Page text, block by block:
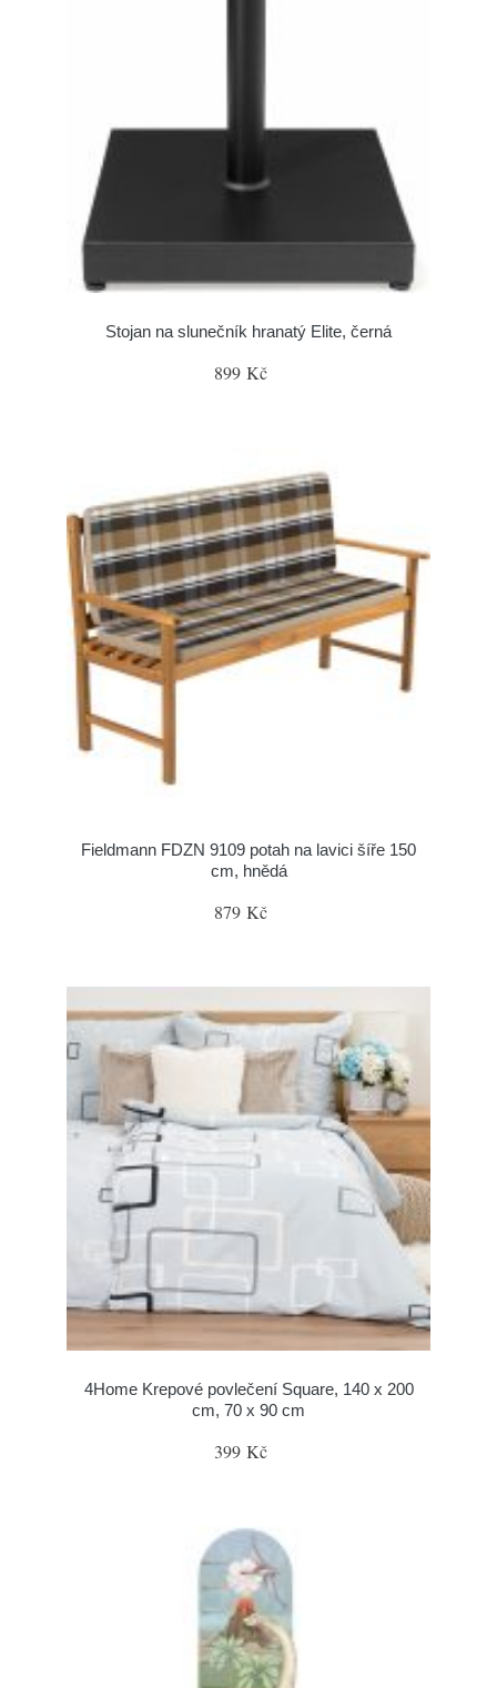
Stojan na slunečník hranatý Elite, černá
899 Kč
Fieldmann FDZN 9109 potah na lavici šíře 150
cm, hnědá
879 Kč
4Home Krepové povlečení Square, 140 x 200
cm, 70 x 90 cm
399 Kč